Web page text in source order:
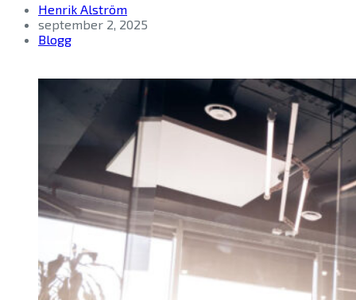
Henrik Alström
september 2, 2025
Blogg